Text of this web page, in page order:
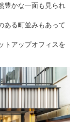
豊かな一面も見られ
ある町並みもあって
トアップオフィスを